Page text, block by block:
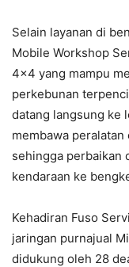
Selain layanan di
Mobile Workshop
4×4 yang mampu
perkebunan
datang langsung ke
membawa
sehingga perbaikan
kendaraan ke
Kehadiran Fuso
jaringan purnajual
didukung oleh 28